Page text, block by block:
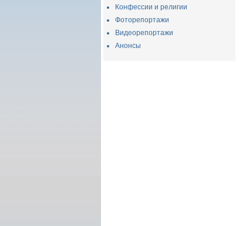
Конфессии и религии
Фоторепортажи
Видеорепортажи
Анонсы